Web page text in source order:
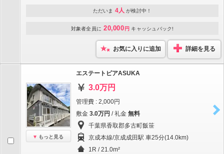
ただいま 4人 が検討中！
対象者全員に 20,000 円 キャッシュバック!
お気に入りに追加 詳細を見る
もっと見る
エステートピアASUKA
3.0万円
管理費 : 2,000円
敷金 3.0万円 / 礼金 無料
千葉県香取郡多古町飯笹
京成本線/京成成田駅 車25分(14.0km)
1R / 21.0m²